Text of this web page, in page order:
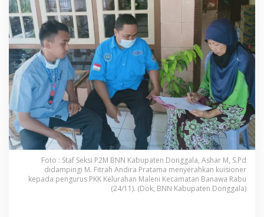
v
a
l
u
a
s
i
P
e
g
a
t
A
n
Foto : Staf Seksi P2M BNN Kabupaten Donggala, Ashar M, S.Pd
didampingi M. Fitrah Andira Pratama menyerahkan kuisioner
kepada pengurus PKK Kelurahan Maleni Kecamatan Banawa Rabu
(24/11). (Dok, BNN Kabupaten Donggala)